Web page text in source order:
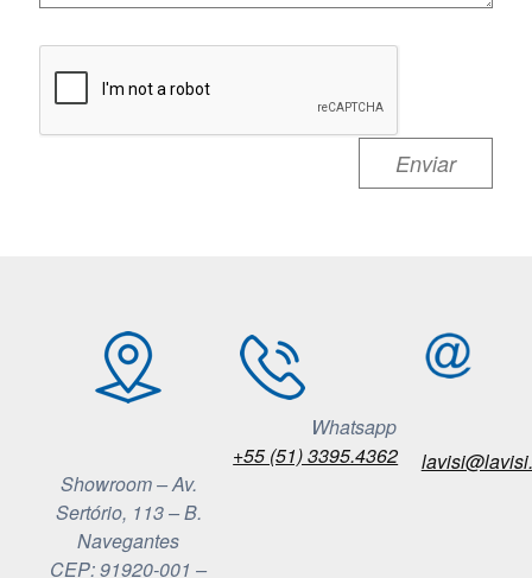
Showroom – Av.
Sertório, 113 – B.
Navegantes
CEP: 91920-001 –
Whatsapp
+55 (51) 3395.4362